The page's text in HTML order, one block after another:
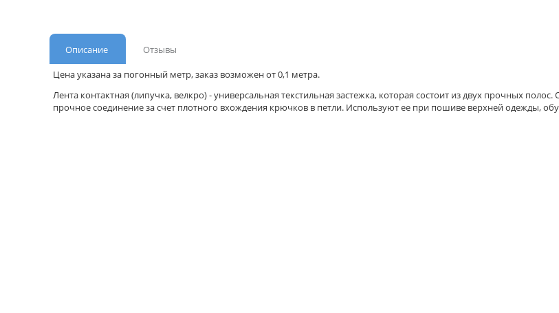
Описание
Отзывы
Цена указана за погонный метр, заказ возможен от 0,1 метра.
Лента контактная (липучка, велкро) - универсальная текстильная застежка, которая состоит из двух прочных
прочное соединение за счет плотного вхождения крючков в петли. Используют ее при пошиве верхней одежды,